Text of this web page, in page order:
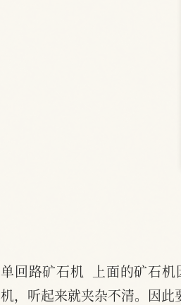
单回路矿石机  上面的矿石
机，听起来就夹杂不清。因